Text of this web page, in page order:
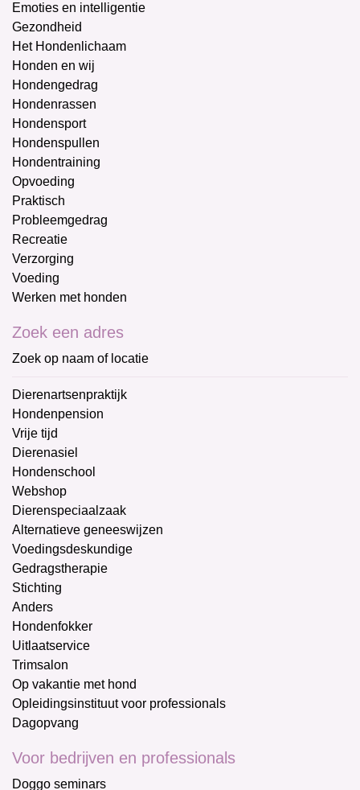
Emoties en intelligentie
Gezondheid
Het Hondenlichaam
Honden en wij
Hondengedrag
Hondenrassen
Hondensport
Hondenspullen
Hondentraining
Opvoeding
Praktisch
Probleemgedrag
Recreatie
Verzorging
Voeding
Werken met honden
Zoek een adres
Zoek op naam of locatie
Dierenartsenpraktijk
Hondenpension
Vrije tijd
Dierenasiel
Hondenschool
Webshop
Dierenspeciaalzaak
Alternatieve geneeswijzen
Voedingsdeskundige
Gedragstherapie
Stichting
Anders
Hondenfokker
Uitlaatservice
Trimsalon
Op vakantie met hond
Opleidingsinstituut voor professionals
Dagopvang
Voor bedrijven en professionals
Doggo seminars